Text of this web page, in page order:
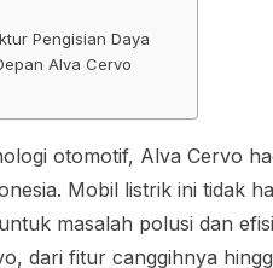
Pengisian Daya
Alva Cervo
otomotif, Alva Cervo
Mobil listrik ini tidak
masalah polusi dan
dari fitur canggihnya